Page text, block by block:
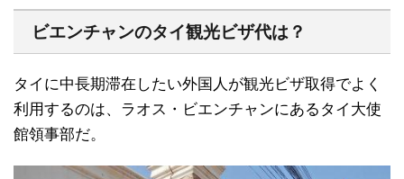
ビエンチャンのタイ観光ビザ代は？
タイに中長期滞在したい外国人が観光ビザ取得でよく
利用するのは、ラオス・ビエンチャンにあるタイ大使
館領事部だ。